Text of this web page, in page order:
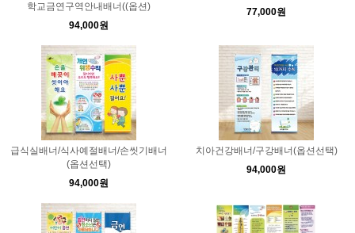
학교금연구역안내배너((옵션)
94,000원
77,000원
급식실배너/식사예절배너/손씻기배너
(옵션선택)
94,000원
치아건강배너/구강배너(옵션선택)
94,000원